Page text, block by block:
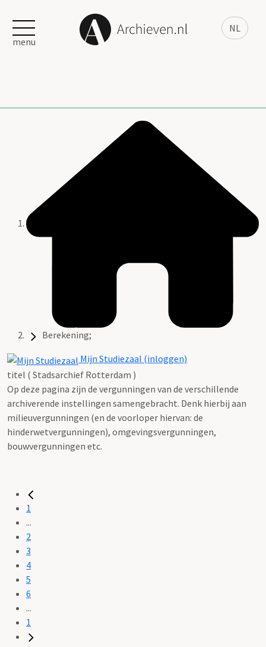
NL
menu
Berekening;
Mijn Studiezaal (inloggen)
titel ( Stadsarchief Rotterdam )
Op deze pagina zijn de vergunningen van de verschillende
archiverende instellingen samengebracht. Denk hierbij aan
milieuvergunningen (en de voorloper hiervan: de
hinderwetvergunningen), omgevingsvergunningen,
bouwvergunningen etc.
1
...
2
3
4
5
6
...
1